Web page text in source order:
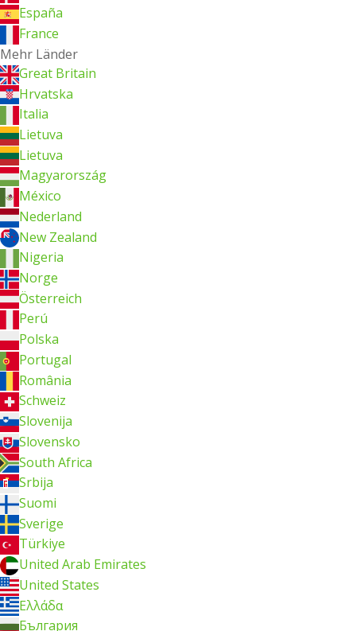
España
France
Mehr Länder
Great Britain
Hrvatska
Italia
Lietuva
Lietuva
Magyarország
México
Nederland
New Zealand
Nigeria
Norge
Österreich
Perú
Polska
Portugal
România
Schweiz
Slovenija
Slovensko
South Africa
Srbija
Suomi
Sverige
Türkiye
United Arab Emirates
United States
Ελλάδα
България